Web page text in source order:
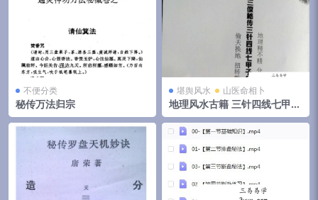
不便分类
秘传万法归宗
堪舆风水 山医命相卜
地理风水古籍 三针四线七甲子
分金线法（上下册全）